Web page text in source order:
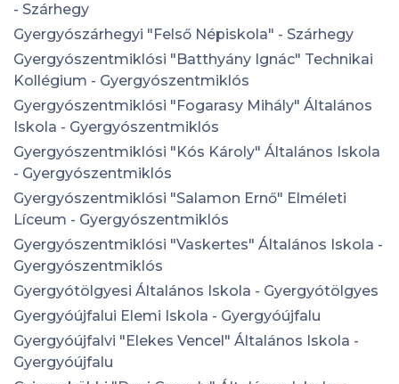
- Szárhegy
Gyergyószárhegyi "Felső Népiskola" - Szárhegy
Gyergyószentmiklósi "Batthyány Ignác" Technikai
Kollégium - Gyergyószentmiklós
Gyergyószentmiklósi "Fogarasy Mihály" Általános
Iskola - Gyergyószentmiklós
Gyergyószentmiklósi "Kós Károly" Általános Iskola
- Gyergyószentmiklós
Gyergyószentmiklósi "Salamon Ernő" Elméleti
Líceum - Gyergyószentmiklós
Gyergyószentmiklósi "Vaskertes" Általános Iskola -
Gyergyószentmiklós
Gyergyótölgyesi Általános Iskola - Gyergyótölgyes
Gyergyóújfalui Elemi Iskola - Gyergyóújfalu
Gyergyóújfalvi "Elekes Vencel" Általános Iskola -
Gyergyóújfalu